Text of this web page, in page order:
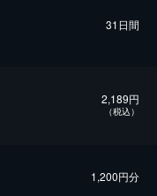
31日間
2,189円
（税込）
1,200円分